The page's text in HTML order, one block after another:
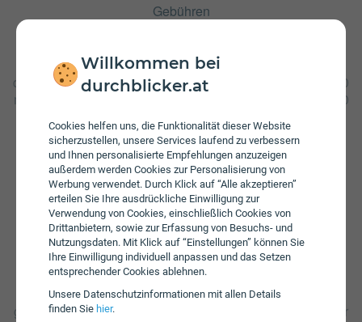
Willkommen bei
durchblicker.at
Cookies helfen uns, die Funktionalität dieser Website
sicherzustellen, unsere Services laufend zu verbessern
und Ihnen personalisierte Empfehlungen anzuzeigen
außerdem werden Cookies zur Personalisierung von
Werbung verwendet. Durch Klick auf “Alle akzeptieren”
erteilen Sie Ihre ausdrückliche Einwilligung zur
Verwendung von Cookies, einschließlich Cookies von
Drittanbietern, sowie zur Erfassung von Besuchs- und
Nutzungsdaten. Mit Klick auf “Einstellungen” können Sie
Ihre Einwilligung individuell anpassen und das Setzen
entsprechender Cookies ablehnen.
Unsere Daten­schutz­informationen mit allen Details
finden Sie hier.
Gebühren
hinzugenommen werden, um wieder mobilen Zugriff auf
das Internet zu haben. Zusätzlich fällt beim Internet Flex 40
mit Jugendbonus eine Aktivierungsgebühr in Höhe von € 0
Datenstick
Im Tarif Internet Flex 40 mit Jugendbonus ist kein
Datenstick enthalten. Die SIM-Karte kann in jedem
gängigen Datenstick betrieben werden, um Computer oder